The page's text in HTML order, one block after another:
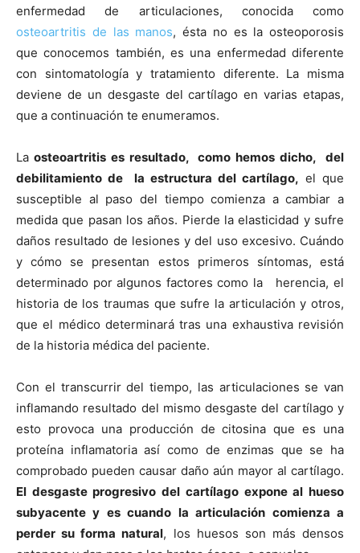
enfermedad de articulaciones, conocida como
osteoartritis de las manos, ésta no es la osteoporosis
que conocemos también, es una enfermedad diferente
con sintomatología y tratamiento diferente. La misma
deviene de un desgaste del cartílago en varias etapas,
que a continuación te enumeramos.
La osteoartritis es resultado, como hemos dicho, del
debilitamiento de la estructura del cartílago, el que
susceptible al paso del tiempo comienza a cambiar a
medida que pasan los años. Pierde la elasticidad y sufre
daños resultado de lesiones y del uso excesivo. Cuándo
y cómo se presentan estos primeros síntomas, está
determinado por algunos factores como la herencia, el
historia de los traumas que sufre la articulación y otros,
que el médico determinará tras una exhaustiva revisión
de la historia médica del paciente.
Con el transcurrir del tiempo, las articulaciones se van
inflamando resultado del mismo desgaste del cartílago y
esto provoca una producción de citosina que es una
proteína inflamatoria así como de enzimas que se ha
comprobado pueden causar daño aún mayor al cartílago.
El desgaste progresivo del cartílago expone al hueso
subyacente y es cuando la articulación comienza a
perder su forma natural, los huesos son más densos